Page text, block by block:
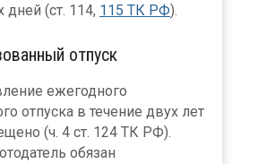
(ст. 114, 115 ТК РФ).
отпуск
ежегодного
отпуска в течение двух лет
(ч. 4 ст. 124 ТК РФ).
обязан